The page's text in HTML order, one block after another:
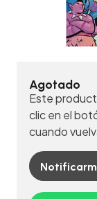
Agotado
Este
clic en el
cuando